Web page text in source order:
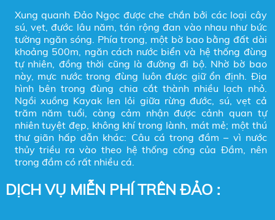
Xung quanh Đảo Ngọc được che chắn bởi các loại cây
sú, vẹt, đước lâu năm, tán rộng đan vào nhau như bức
tường ngăn sóng. Phía trong, một bờ bao bằng đất dài
khoảng 500m, ngăn cách nước biển và hệ thống đùng
tự nhiên, đồng thời cũng là đường đi bộ. Nhờ bờ bao
này, mực nước trong đùng luôn được giữ ổn định. Địa
hình bên trong đùng chia cắt thành nhiều lạch nhỏ.
Ngồi xuồng Kayak len lỏi giữa rừng đước, sú, vẹt cả
trăm năm tuổi, càng cảm nhận được cảnh quan tự
nhiên tuyệt đẹp, không khí trong lành, mát mẻ; một thú
thư giãn hấp dẫn khác: Câu cá trong đầm – vì nước
thủy triều ra vào theo hệ thống cống của Đầm, nên
trong đầm có rất nhiều cá.
DỊCH VỤ MIỄN PHÍ TRÊN ĐẢO :